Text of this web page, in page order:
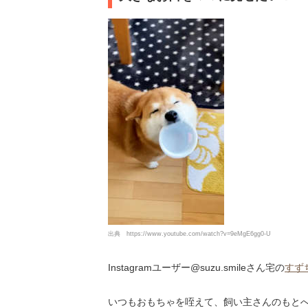
出典 https://www.youtube.com/watch?v=9eMgE6gg0-U
Instagramユーザー@suzu.smileさん宅のすず
いつもおもちゃを咥えて、飼い主さんのもと